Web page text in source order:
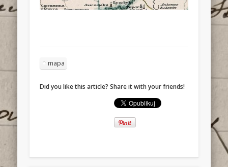
mapa
Did you like this article? Share it with your friends!